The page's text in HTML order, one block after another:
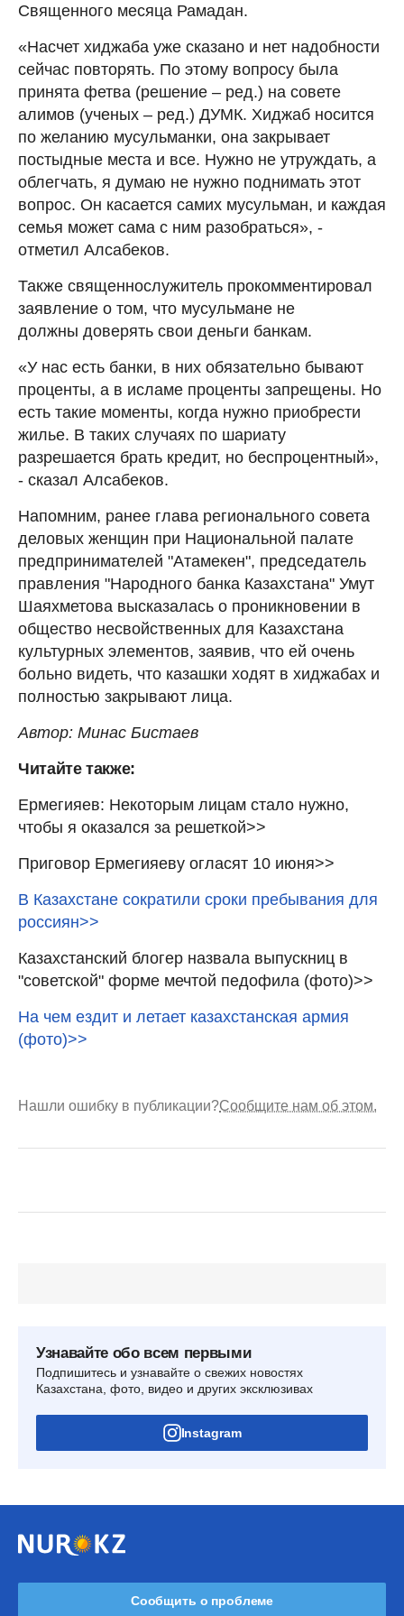
Священного месяца Рамадан.
«Насчет хиджаба уже сказано и нет надобности
сейчас повторять. По этому вопросу была
принята фетва (решение – ред.) на совете
алимов (ученых – ред.) ДУМК. Хиджаб носится
по желанию мусульманки, она закрывает
постыдные места и все. Нужно не утруждать, а
облегчать, я думаю не нужно поднимать этот
вопрос. Он касается самих мусульман, и каждая
семья может сама с ним разобраться», -
отметил Алсабеков.
Также священнослужитель прокомментировал
заявление о том, что мусульмане не
должны доверять свои деньги банкам.
«У нас есть банки, в них обязательно бывают
проценты, а в исламе проценты запрещены. Но
есть такие моменты, когда нужно приобрести
жилье. В таких случаях по шариату
разрешается брать кредит, но беспроцентный»,
- сказал Алсабеков.
Напомним, ранее глава регионального совета
деловых женщин при Национальной палате
предпринимателей "Атамекен", председатель
правления "Народного банка Казахстана" Умут
Шаяхметова высказалась о проникновении в
общество несвойственных для Казахстана
культурных элементов, заявив, что ей очень
больно видеть, что казашки ходят в хиджабах и
полностью закрывают лица.
Автор: Минас Бистаев
Читайте также:
Ермегияев: Некоторым лицам стало нужно,
чтобы я оказался за решеткой>>
Приговор Ермегияеву огласят 10 июня>>
В Казахстане сократили сроки пребывания для
россиян>>
Казахстанский блогер назвала выпускниц в
"советской" форме мечтой педофила (фото)>>
На чем ездит и летает казахстанская армия
(фото)>>
Нашли ошибку в публикации?Сообщите нам об этом.
Узнавайте обо всем первыми
Подпишитесь и узнавайте о свежих новостях
Казахстана, фото, видео и других эксклюзивах
Instagram
Сообщить о проблеме